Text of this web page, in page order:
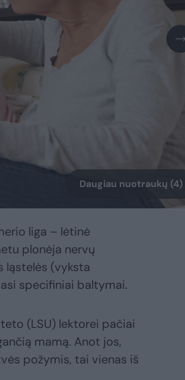
Daugiau nuotraukų (4)
liga – lėtinė
plonėja nervų
ląstelės (vyksta
specifiniai baltymai.
(LSU) lektorei pačiai
mamą. Anot jos,
požymis, tai vienas iš